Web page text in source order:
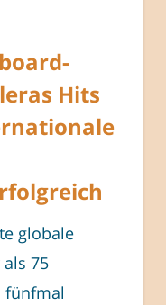
Hits
globale
75
fünfmal